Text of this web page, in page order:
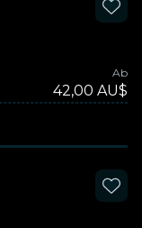
Ab
42,00 AU$